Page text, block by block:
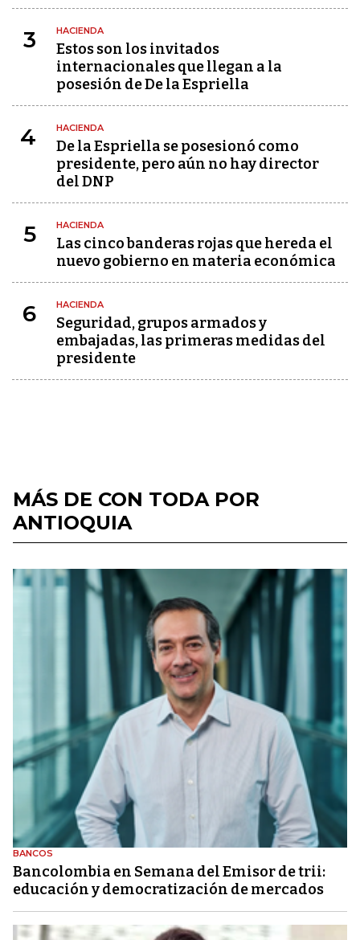
3 HACIENDA
Estos son los invitados
internacionales que llegan a la
posesión de De la Espriella
4 HACIENDA
De la Espriella se posesionó como
presidente, pero aún no hay director
del DNP
5 HACIENDA
Las cinco banderas rojas que hereda el
nuevo gobierno en materia económica
6 HACIENDA
Seguridad, grupos armados y
embajadas, las primeras medidas del
presidente
MÁS DE CON TODA POR
ANTIOQUIA
BANCOS
Bancolombia en Semana del Emisor de trii:
educación y democratización de mercados